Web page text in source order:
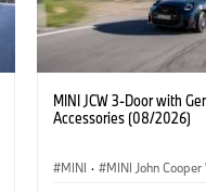
MINI JCW 3-Door with
Accessories (08/2026)
MINI · MINI John Cooper